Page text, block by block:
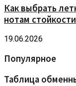
Как выбрать
нотам
19.06.2026
Популярное
Таблица